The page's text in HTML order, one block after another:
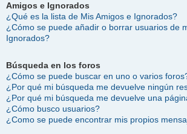
Amigos e Ignorados
¿Qué es la lista de Mis Amigos e Ignorados?
¿Cómo se puede añadir o borrar usuarios de
Ignorados?
Búsqueda en los foros
¿Cómo se puede buscar en uno o varios
¿Por qué mi búsqueda me devuelve ningún
¿Por qué mi búsqueda me devuelve una
¿Cómo busco usuarios?
¿Como se puede encontrar mis propios